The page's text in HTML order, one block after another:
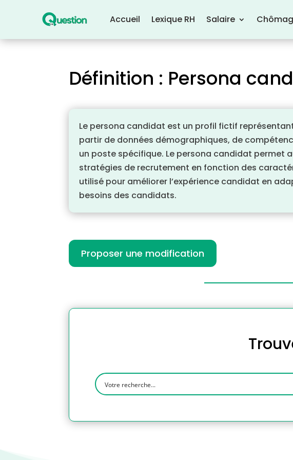
Accueil Lexique RH Salaire
Définition : Persona
Le persona candidat est un profil fictif
partir de données démographiques, de
un poste spécifique. Le persona candidat permet
stratégies de recrutement en fonction des
utilisé pour améliorer l’expérience candidat en
besoins des candidats.
Proposer une modification